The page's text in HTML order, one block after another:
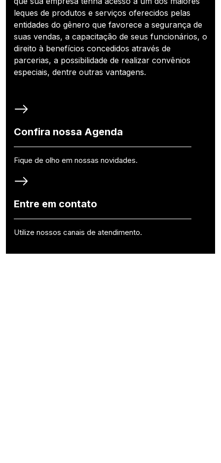
leques de produtos e serviços oferecidos pelas
entidades do gênero que favorece a segurança de
suas vendas, a capacitação de seus funcionários, o
direito à benefícios concedidos através de
parcerias, a possibilidade de realizar convênios
especiais, dentre outras vantagens.
Confira nossa Agenda
Fique de olho em nossas novidades.
Entre em contato
Utilize nossos canais de atendimento.